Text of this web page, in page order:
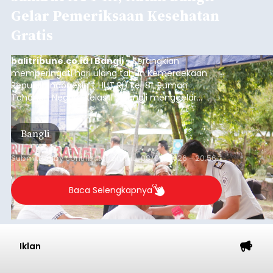
Sempat Cekcok dengan Istri,
Pria Asal Pemogan Ditemukan
Tak Bernyawa di Pantai
Purnama
balitribune.co.id I Gianyar -Seorang pria asal
Lingkungan Dalem, Pemogan, Denpasar Selatan,
Kota Denpasar, yang diketahui bernama I Kadek
Dedi Wiranata (35), ditemukan tidak bernyawa di
pesisir Pantai Purnama, Sukawati.
Sebelum ditemukan meninggal dunia, korban
sempat memberitahukan lokasi terakhirnya
melalui pesan singkat WhatsApp dan juga
mengirimkan foto dua botol pembersih lantai ke
istrinya.
Gianyar